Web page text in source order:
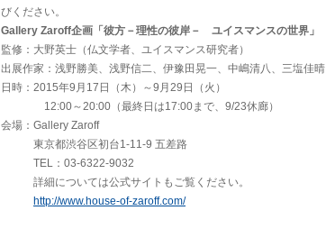
びください。
Gallery Zaroff企画「彼方－理性の彼岸－ ユイスマンスの世界」
監修：大野英士（仏文学者、ユイスマンス研究者）
出展作家：浅野勝美、浅野信二、伊豫田晃一、中嶋清八、三塩佳晴
日時：2015年9月17日（木）～9月29日（火）
12:00～20:00（最終日は17:00まで、9/23休廊）
会場：Gallery Zaroff
東京都渋谷区初台1-11-9 五差路
TEL：03-6322-9032
詳細については公式サイトもご覧ください。
http://www.house-of-zaroff.com/